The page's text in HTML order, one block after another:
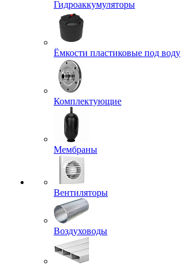
Гидроаккумуляторы
Ёмкости пластиковые под воду
Комплектующие
Мембраны
Вентиляторы
Воздуховоды